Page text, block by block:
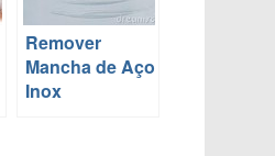
Remover
Mancha de Aço
Inox